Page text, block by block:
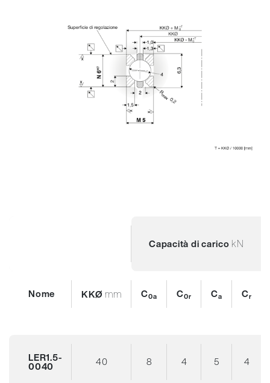
Capacità di carico kN
Nome KKØ mm C0a C0r Ca Cr
LER1.5-
0040 40 8 4 5 4